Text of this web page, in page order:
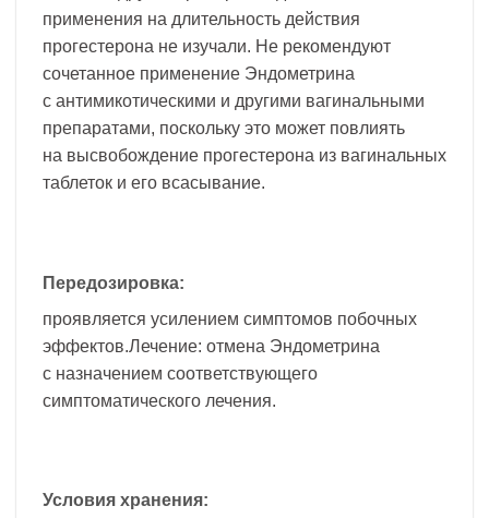
применения на длительность действия
прогестерона не изучали. Не рекомендуют
сочетанное применение Эндометрина
с антимикотическими и другими вагинальными
препаратами, поскольку это может повлиять
на высвобождение прогестерона из вагинальных
таблеток и его всасывание.
Передозировка:
проявляется усилением симптомов побочных
эффектов.Лечение: отмена Эндометрина
с назначением соответствующего
симптоматического лечения.
Условия хранения: